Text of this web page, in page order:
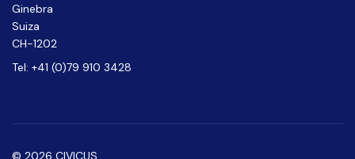
Ginebra
Suiza
CH-1202
Tel: +41 (0)79 910 3428